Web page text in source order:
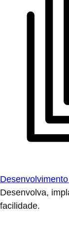
Desenvolva,
facilidade.